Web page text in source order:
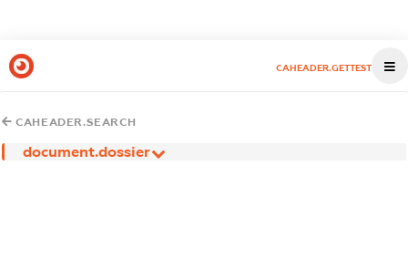
CAHEADER.GETTEST
CAHEADER.SEARCH
document.dossier